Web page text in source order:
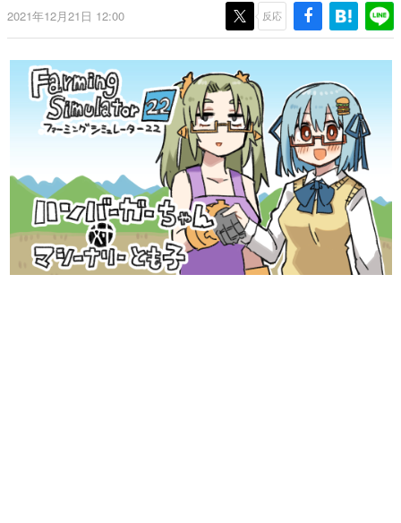
の姿を追い、彼らのルーツと情熱を探っていきます。
ゲームに多大な影響を受けた作家さんに取材し、ゲームが
日本のコンテンツ産業やカルチャーに与えた影響を探る企
画です。
日本モバイルゲーム産業史
日本のモバイルゲーム史における主要なトピック・タイト
ルを網羅するほか、開発者へのインタビューや識者による
解説を掲載。約20年の歴史が一望できる決定版！
若ゲのいたり〜ゲームクリエイターの青春〜
『うつヌケ』『ペンと箸』等で知られるマンガ家・田中圭
一先生によるゲーム業界レポートマンガです。
なんでゲームは面白い？
2021年12月21日 12:00 反応